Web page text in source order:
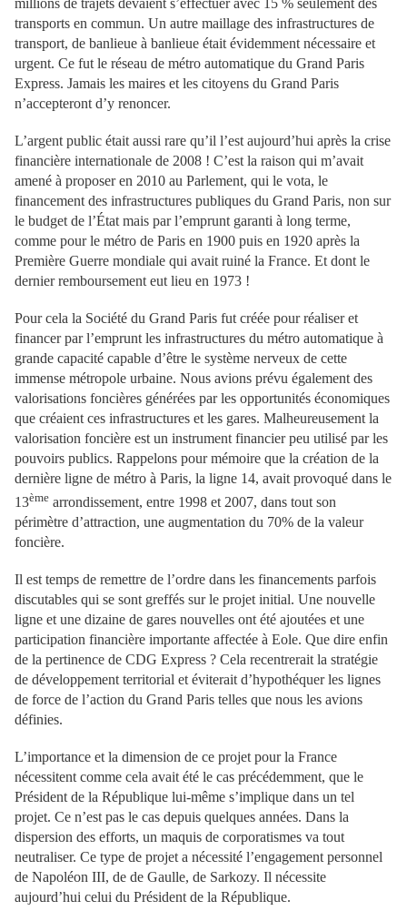
millions de trajets devaient s’effectuer avec 15 % seulement des
transports en commun. Un autre maillage des infrastructures de
transport, de banlieue à banlieue était évidemment nécessaire et
urgent. Ce fut le réseau de métro automatique du Grand Paris
Express. Jamais les maires et les citoyens du Grand Paris
n’accepteront d’y renoncer.
L’argent public était aussi rare qu’il l’est aujourd’hui après la crise
financière internationale de 2008 ! C’est la raison qui m’avait
amené à proposer en 2010 au Parlement, qui le vota, le
financement des infrastructures publiques du Grand Paris, non sur
le budget de l’État mais par l’emprunt garanti à long terme,
comme pour le métro de Paris en 1900 puis en 1920 après la
Première Guerre mondiale qui avait ruiné la France. Et dont le
dernier remboursement eut lieu en 1973 !
Pour cela la Société du Grand Paris fut créée pour réaliser et
financer par l’emprunt les infrastructures du métro automatique à
grande capacité capable d’être le système nerveux de cette
immense métropole urbaine. Nous avions prévu également des
valorisations foncières générées par les opportunités économiques
que créaient ces infrastructures et les gares. Malheureusement la
valorisation foncière est un instrument financier peu utilisé par les
pouvoirs publics. Rappelons pour mémoire que la création de la
dernière ligne de métro à Paris, la ligne 14, avait provoqué dans le
13ème arrondissement, entre 1998 et 2007, dans tout son
périmètre d’attraction, une augmentation du 70% de la valeur
foncière.
Il est temps de remettre de l’ordre dans les financements parfois
discutables qui se sont greffés sur le projet initial. Une nouvelle
ligne et une dizaine de gares nouvelles ont été ajoutées et une
participation financière importante affectée à Eole. Que dire enfin
de la pertinence de CDG Express ? Cela recentrerait la stratégie
de développement territorial et éviterait d’hypothéquer les lignes
de force de l’action du Grand Paris telles que nous les avions
définies.
L’importance et la dimension de ce projet pour la France
nécessitent comme cela avait été le cas précédemment, que le
Président de la République lui-même s’implique dans un tel
projet. Ce n’est pas le cas depuis quelques années. Dans la
dispersion des efforts, un maquis de corporatismes va tout
neutraliser. Ce type de projet a nécessité l’engagement personnel
de Napoléon III, de de Gaulle, de Sarkozy. Il nécessite
aujourd’hui celui du Président de la République.